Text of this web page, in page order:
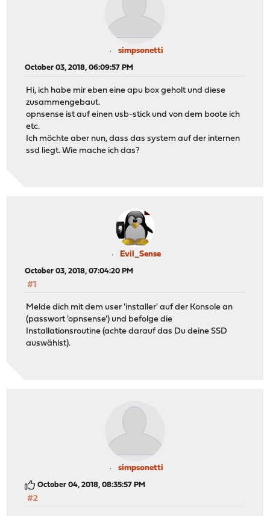
simpsonetti
October 03, 2018, 06:09:57 PM
Hi, ich habe mir eben eine apu box geholt und diese
zusammengebaut.
opnsense ist auf einen usb-stick und von dem boote ich
etc.
Ich möchte aber nun, dass das system auf der internen
ssd liegt. Wie mache ich das?
Evil_Sense
October 03, 2018, 07:04:20 PM
#1
Melde dich mit dem user 'installer' auf der Konsole an
(passwort 'opnsense') und befolge die
Installationsroutine (achte darauf das Du deine SSD
auswählst).
simpsonetti
October 04, 2018, 08:35:57 PM
#2